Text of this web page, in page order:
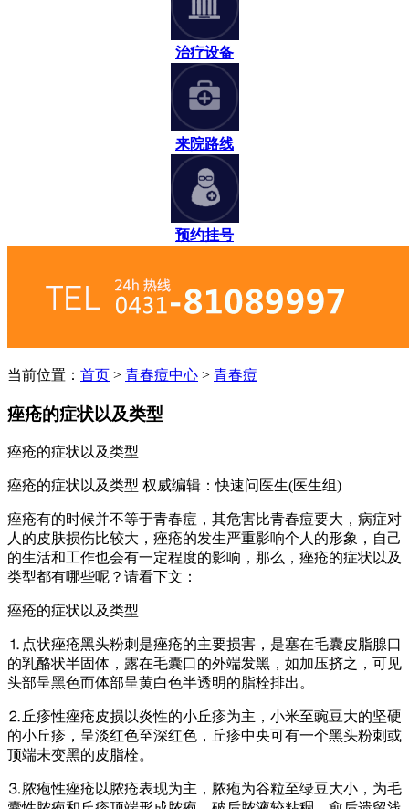
治疗设备
来院路线
预约挂号
当前位置： 首页 > 青春痘中心 > 青春痘
痤疮的症状以及类型
痤疮的症状以及类型
痤疮的症状以及类型 权威编辑：快速问医生(医生组)
痤疮有的时候并不等于青春痘，其危害比青春痘要大，病症对
人的皮肤损伤比较大，痤疮的发生严重影响个人的形象，自己
的生活和工作也会有一定程度的影响，那么，痤疮的症状以及
类型都有哪些呢？请看下文：
痤疮的症状以及类型
⒈点状痤疮黑头粉刺是痤疮的主要损害，是塞在毛囊皮脂腺口
的乳酪状半固体，露在毛囊口的外端发黑，如加压挤之，可见
头部呈黑色而体部呈黄白色半透明的脂栓排出。
⒉丘疹性痤疮皮损以炎性的小丘疹为主，小米至豌豆大的坚硬
的小丘疹，呈淡红色至深红色，丘疹中央可有一个黑头粉刺或
顶端未变黑的皮脂栓。
⒊脓疱性痤疮以脓疮表现为主，脓疱为谷粒至绿豆大小，为毛